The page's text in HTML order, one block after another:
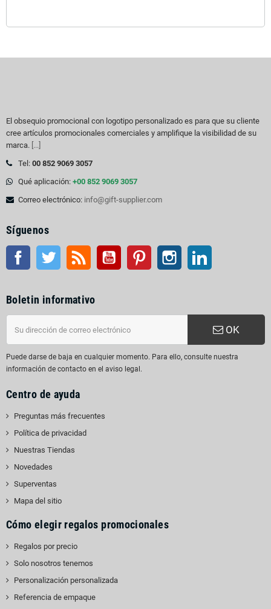
El obsequio promocional con logotipo personalizado es para que su cliente
cree artículos promocionales comerciales y amplifique la visibilidad de su
marca. [...]
Tel: 00 852 9069 3057
Qué aplicación: +00 852 9069 3057
Correo electrónico: info@gift-supplier.com
Síguenos
Facebook Gorjeo Rss YouTube Pinterest Instagram
Boletin informativo
OK
Puede darse de baja en cualquier momento. Para ello, consulte nuestra
información de contacto en el aviso legal.
Centro de ayuda
Preguntas más frecuentes
Política de privacidad
Nuestras Tiendas
Novedades
Superventas
Mapa del sitio
Cómo elegir regalos promocionales
Regalos por precio
Solo nosotros tenemos
Personalización personalizada
Referencia de empaque